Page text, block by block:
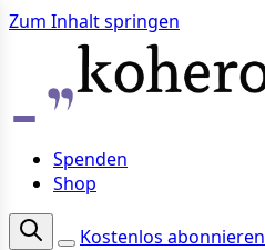
Zum Inhalt springen
Spenden
Shop
Kostenlos abonnieren